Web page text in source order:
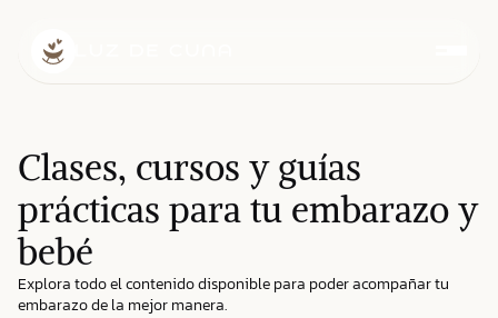
Clases, cursos y guías
prácticas para tu embarazo y
bebé
Explora todo el contenido disponible para poder acompañar tu
embarazo de la mejor manera.